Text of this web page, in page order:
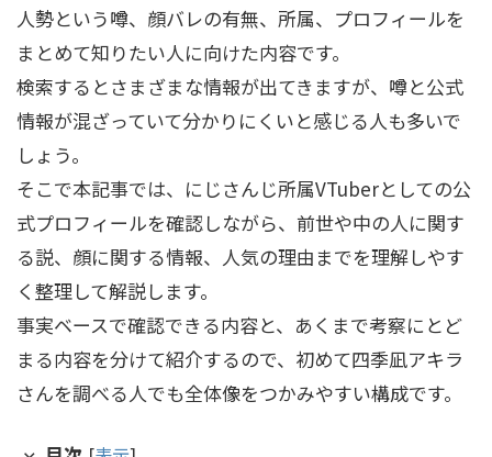
人勢という噂、顔バレの有無、所属、プロフィールを
まとめて知りたい人に向けた内容です。
検索するとさまざまな情報が出てきますが、噂と公式
情報が混ざっていて分かりにくいと感じる人も多いで
しょう。
そこで本記事では、にじさんじ所属VTuberとしての公
式プロフィールを確認しながら、前世や中の人に関す
る説、顔に関する情報、人気の理由までを理解しやす
く整理して解説します。
事実ベースで確認できる内容と、あくまで考察にとど
まる内容を分けて紹介するので、初めて四季凪アキラ
さんを調べる人でも全体像をつかみやすい構成です。